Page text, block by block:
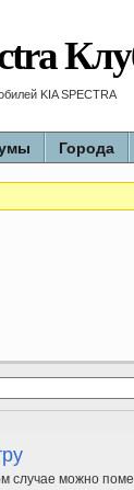
KIA SPECTRA
Города
случае можно